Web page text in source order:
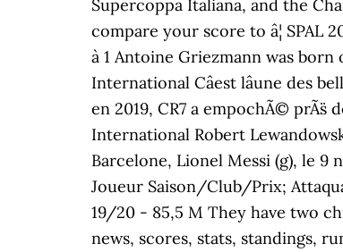
Supercoppa Italiana, and the
compare your score to â¦ SPAL
à 1 Antoine Griezmann was
International Câest lâune
en 2019, CR7 a empochÃ©
International Robert
Barcelone, Lionel Messi (g), le 9
Joueur Saison/Club/Prix;
19/20 - 85,5 M They have two
news, scores, stats, standings,